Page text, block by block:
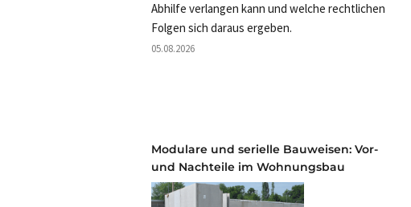
Abhilfe verlangen kann und welche rechtlichen
Folgen sich daraus ergeben.
05.08.2026
Modulare und serielle Bauweisen: Vor-
und Nachteile im Wohnungsbau